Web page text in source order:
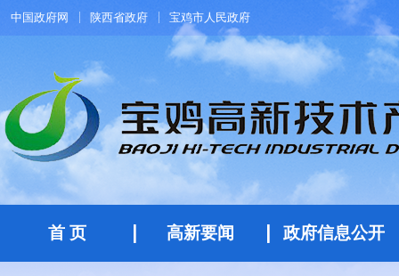
中国政府网 陕西省政府 宝鸡市人民政府
首 页 高新要闻 政府信息公开